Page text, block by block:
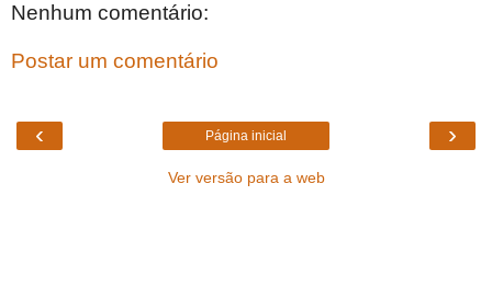
Nenhum comentário:
Postar um comentário
‹ ›
Página inicial
Ver versão para a web